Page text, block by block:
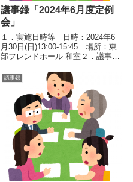
議事録「2024年6月度定例
会」
１．実施日時等 日時：2024年6
月30日(日)13:00-15:45 場所：東
部フレンドホール 和室２．議事
心のためのTOKYO強靭化世界会
議 日程：5月7～9日（会議2
日＋見学会1日） 場所：イ...
議事録